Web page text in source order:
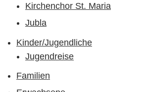
Kirchenchor St. Maria
Jubla
Kinder/Jugendliche
Jugendreise
Familien